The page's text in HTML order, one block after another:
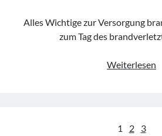
Alles Wichtige zur Versorgung
zum Tag des
Weiterlesen
Seitennummerierung
1 2 3